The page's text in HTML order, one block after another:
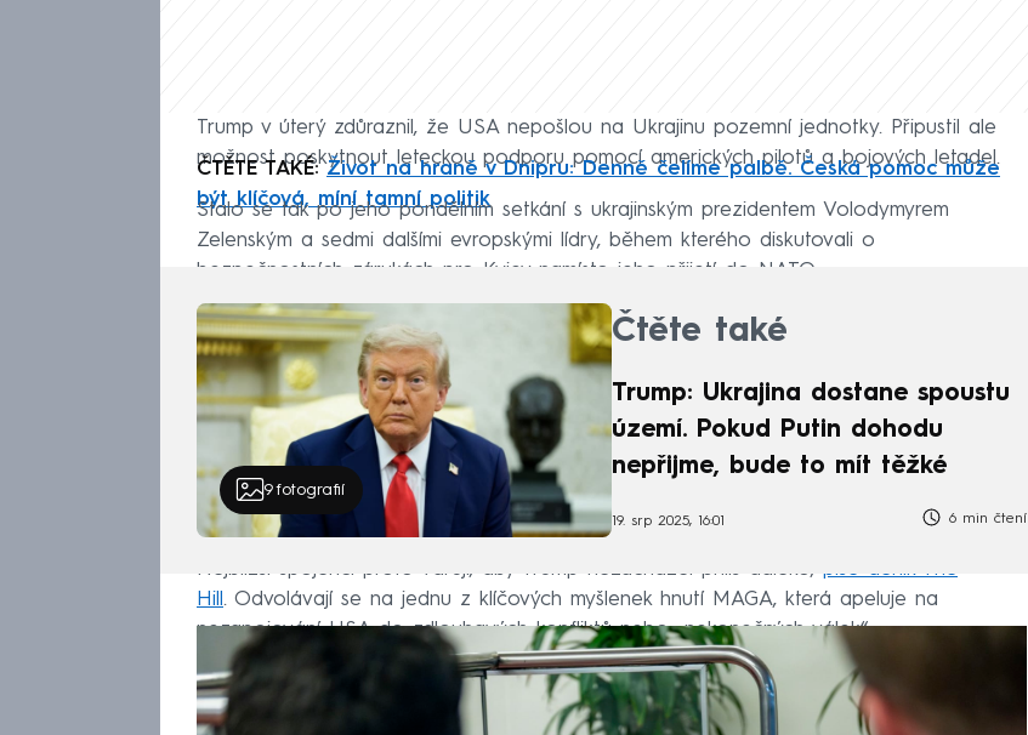
Trump v úterý zdůraznil, že USA nepošlou na Ukrajinu pozemní jednotky. Připustil ale
možnost poskytnout leteckou podporu pomocí amerických pilotů a bojových letadel.
ČTĚTE TAKÉ:Život na hraně v Dnipru: Denně čelíme palbě. Česká pomoc může
být klíčová, míní tamní politik
Stalo se tak po jeho pondělním setkání s ukrajinským prezidentem Volodymyrem
Zelenským a sedmi dalšími evropskými lídry, během kterého diskutovali o
bezpečnostních zárukách pro Kyjev namísto jeho přijetí do NATO.
9fotografií
Čtěte také
Trump: Ukrajina dostane spoustu
území. Pokud Putin dohodu
nepřijme, bude to mít těžké
19. srp 2025, 16:01 6 min čtení
Nejbližší spojenci proto varují, aby Trump nezacházel příliš daleko, píše deník The
Hill . Odvolávají se na jednu z klíčových myšlenek hnutí MAGA, která apeluje na
nezapojování USA do zdlouhavých konfliktů nebo „nekonečných válek“.